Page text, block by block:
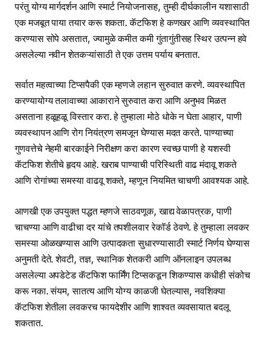
परंतु योग्य मार्गदर्शन आणि स्मार्ट नियोजनासह, तुम्ही दीर्घकालीन यशासाठी
एक मजबूत पाया तयार करू शकता. कॅटफिश हे कणखर आणि व्यवस्थापित
करण्यास सोपे असतात, ज्यामुळे कमीत कमी गुंतागुंतीसह स्थिर उत्पन्न हवे
असलेल्या नवीन शेतकऱ्यांसाठी ते एक उत्तम पर्याय बनतात.
सर्वात महत्वाच्या टिप्सपैकी एक म्हणजे लहान सुरुवात करणे. व्यवस्थापित
करण्यायोग्य तलावाच्या आकाराने सुरुवात करा आणि अनुभव मिळत
असताना हळूहळू विस्तार करा. हे तुम्हाला मोठे धोके न घेता आहार, पाणी
व्यवस्थापन आणि रोग नियंत्रण समजून घेण्यास मदत करते. पाण्याच्या
गुणवत्तेचे नेहमी बारकाईने निरीक्षण करा कारण स्वच्छ पाणी हे यशस्वी
कॅटफिश शेतीचे हृदय आहे. खराब पाण्याची परिस्थिती वाढ मंदावू शकते
आणि रोगांच्या समस्या वाढवू शकते, म्हणून नियमित चाचणी आवश्यक आहे.
आणखी एक उपयुक्त पद्धत म्हणजे साठवणूक, खाद्य वेळापत्रक, पाणी
चाचण्या आणि वाढीचा दर यांचे तपशीलवार रेकॉर्ड ठेवणे. हे तुम्हाला लवकर
समस्या ओळखण्यास आणि उत्पादकता सुधारण्यासाठी स्मार्ट निर्णय घेण्यास
अनुमती देते. शेवटी, तज्ञ, स्थानिक शेतकरी आणि ऑनलाइन उपलब्ध
असलेल्या अपडेटेड कॅटफिश फार्मिंग टिप्सकडून शिकण्यास कधीही संकोच
करू नका. संयम, सातत्य आणि योग्य काळजी घेतल्यास, नवशिक्या
कॅटफिश शेतीला लवकरच फायदेशीर आणि शाश्वत व्यवसायात बदलू
शकतात.